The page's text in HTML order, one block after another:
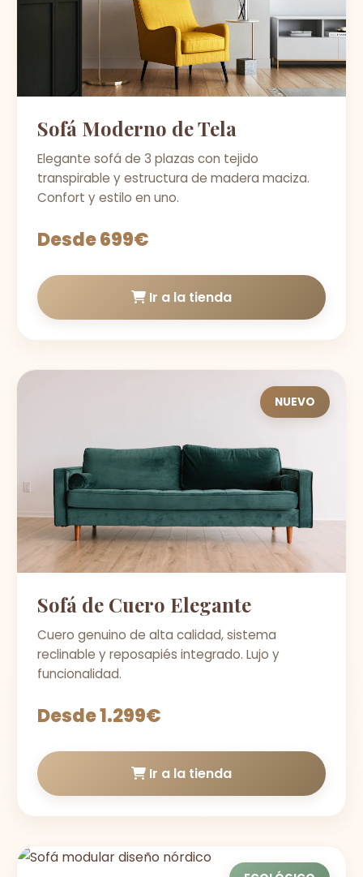
Sofá Moderno de Tela
Elegante sofá de 3 plazas con tejido
transpirable y estructura de madera maciza.
Confort y estilo en uno.
Desde 699€
Ir a la tienda
NUEVO
Sofá de Cuero Elegante
Cuero genuino de alta calidad, sistema
reclinable y reposapiés integrado. Lujo y
funcionalidad.
Desde 1.299€
Ir a la tienda